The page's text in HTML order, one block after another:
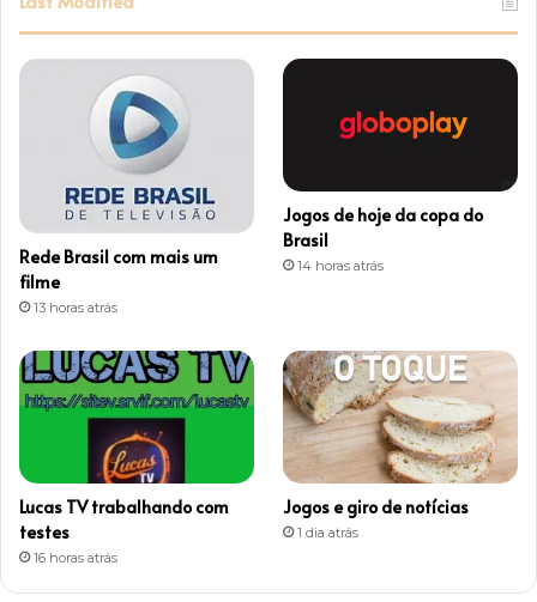
t
r
a
Rede Brasil com mais um
filme
13 horas atrás
Jogos de hoje da copa do
Brasil
14 horas atrás
Lucas TV trabalhando com
testes
16 horas atrás
Jogos e giro de notícias
1 dia atrás